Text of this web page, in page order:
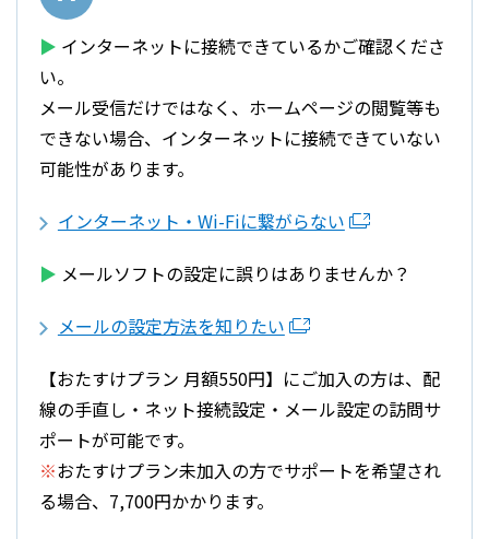
▶︎ インターネットに接続できているかご確認くださ
い。
メール受信だけではなく、ホームページの閲覧等も
できない場合、インターネットに接続できていない
可能性があります。
インターネット・Wi-Fiに繋がらない
▶︎ メールソフトの設定に誤りはありませんか？
メールの設定方法を知りたい
【おたすけプラン 月額550円】にご加入の方は、配
線の手直し・ネット接続設定・メール設定の訪問サ
ポートが可能です。
※おたすけプラン未加入の方でサポートを希望され
る場合、7,700円かかります。